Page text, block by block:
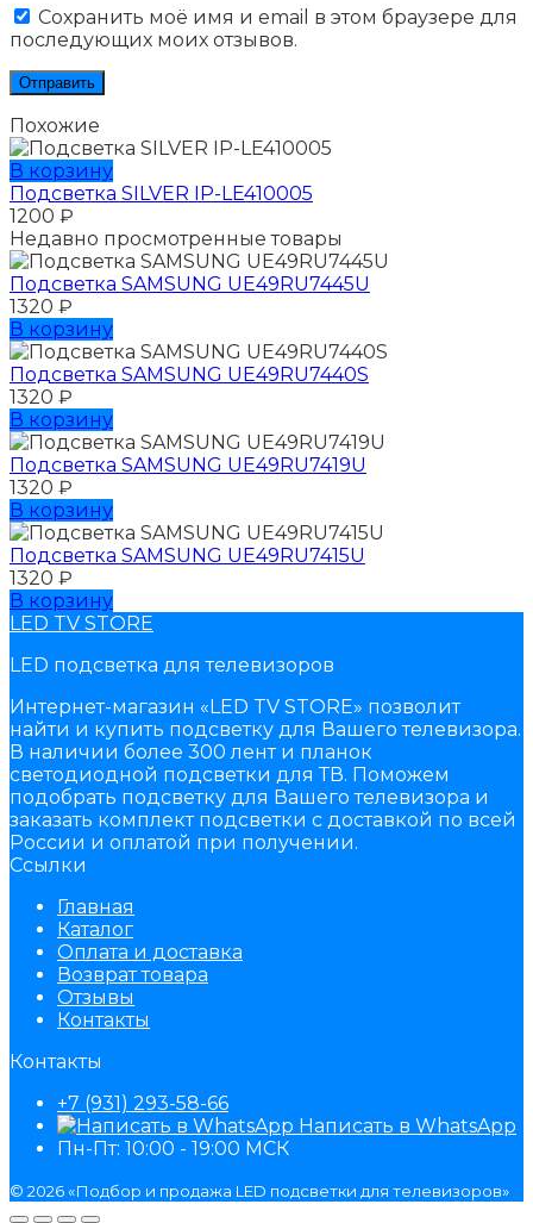
Сохранить моё имя и email в этом браузере для
последующих моих отзывов.
Похожие
В корзину
Подсветка SILVER IP-LE410005
1200 ₽
Недавно просмотренные товары
Подсветка SAMSUNG UЕ49RU7445U
1320 ₽
В корзину
Подсветка SAMSUNG UЕ49RU7440S
1320 ₽
В корзину
Подсветка SAMSUNG UЕ49RU7419U
1320 ₽
В корзину
Подсветка SAMSUNG UЕ49RU7415U
1320 ₽
В корзину
LED TV STORE
LED подсветка для телевизоров
Интернет-магазин «LED TV STORE» позволит
найти и купить подсветку для Вашего телевизора.
В наличии более 300 лент и планок
светодиодной подсветки для ТВ. Поможем
подобрать подсветку для Вашего телевизора и
заказать комплект подсветки с доставкой по всей
России и оплатой при получении.
Ссылки
Главная
Каталог
Оплата и доставка
Возврат товара
Отзывы
Контакты
Контакты
+7 (931) 293-58-66
Написать в WhatsApp
Пн-Пт: 10:00 - 19:00 МСК
© 2026 «Подбор и продажа LED подсветки для телевизоров»